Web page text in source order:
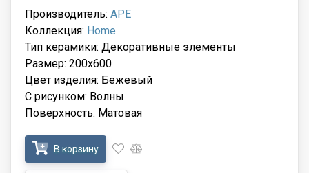
Производитель: APE
Коллекция: Home
Тип керамики: Декоративные элементы
Размер: 200x600
Цвет изделия: Бежевый
С рисунком: Волны
Поверхность: Матовая
В корзину